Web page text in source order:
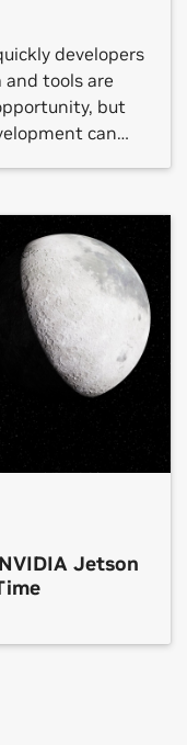
developers
tools are
but
can
tools.
Jetson